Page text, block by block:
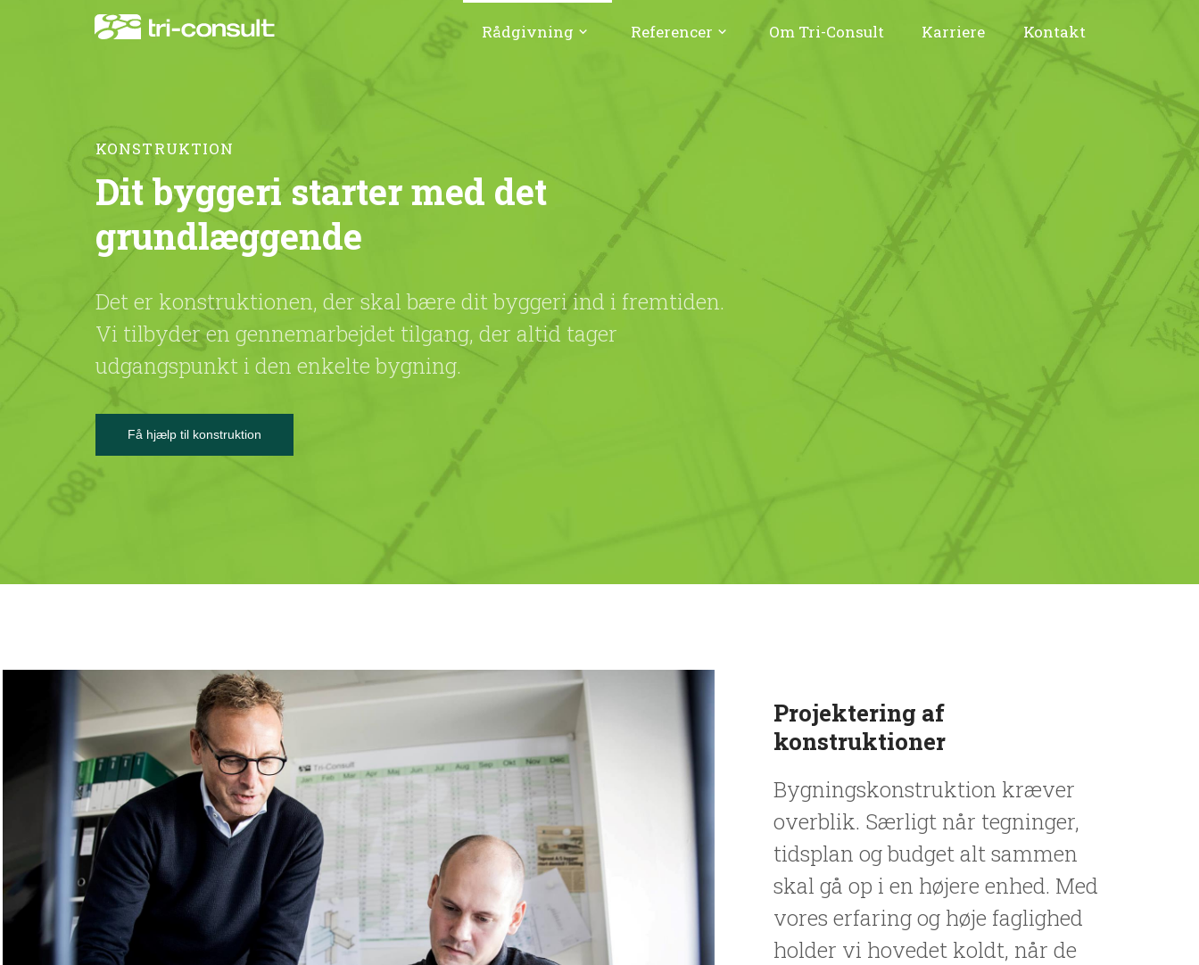
Rådgivning keyboard_arrow_down Referencer keyboard_arrow_down Om Tri-Consult Karriere Kontakt
KONSTRUKTION
Dit byggeri starter med det
grundlæggende
Det er konstruktionen, der skal bære dit byggeri ind i fremtiden.
Vi tilbyder en gennemarbejdet tilgang, der altid tager
udgangspunkt i den enkelte bygning.
Få hjælp til konstruktion
Projektering af
konstruktioner
Bygningskonstruktion kræver
overblik. Særligt når tegninger,
tidsplan og budget alt sammen
skal gå op i en højere enhed. Med
vores erfaring og høje faglighed
holder vi hovedet koldt, når de